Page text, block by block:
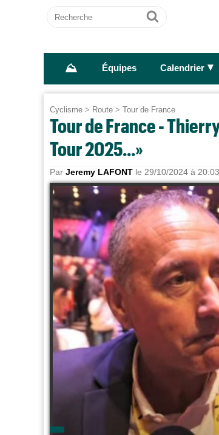
Recherche
Ok
⛰ Équipes Calendrier ►
Cyclisme > Route > Tour de France
Tour de France -
Tour 2025...»
Par Jeremy LAFONT le 29/10/2024 à 20:03.